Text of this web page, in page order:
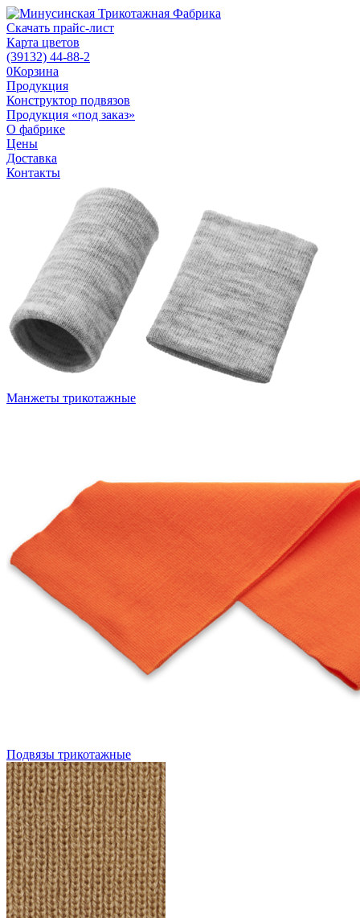
Скачать прайс-лист
Карта цветов
(39132) 44-88-2
0Корзина
Продукция
Конструктор подвязов
Продукция «под заказ»
О фабрике
Цены
Доставка
Контакты
Манжеты трикотажные
Подвязы трикотажные